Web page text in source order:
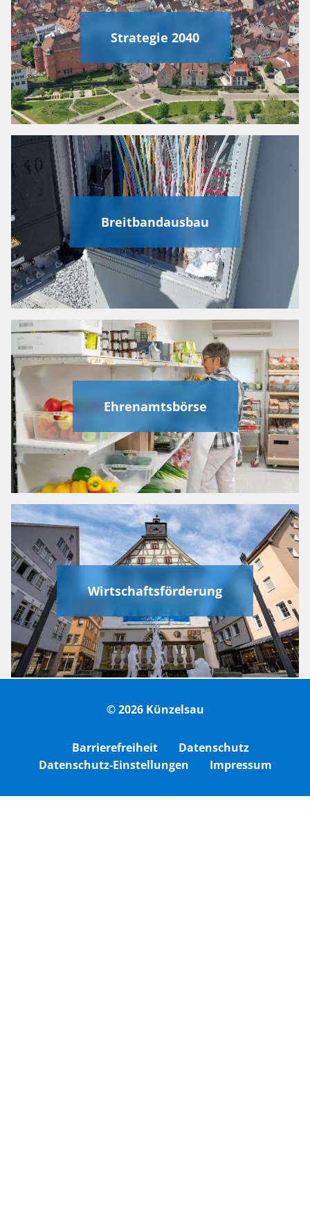
Strategie 2040
Breitbandausbau
Ehrenamtsbörse
Wirtschaftsförderung
© 2026 Künzelsau
Barrierefreiheit
Datenschutz
Datenschutz-Einstellungen
Impressum